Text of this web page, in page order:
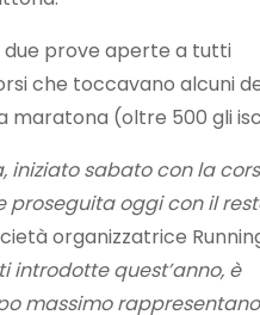
due prove aperte a tutti
che toccavano alcuni
(oltre 500 gli
iniziato sabato con la
oggi con il
organizzatrice
introdotte quest’anno, è
massimo rappresentano